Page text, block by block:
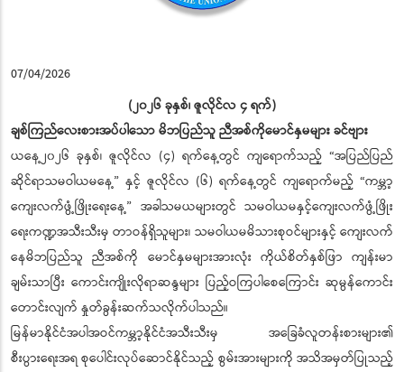
07/04/2026
(၂၀၂၆ ခုနှစ်၊ ဇူလိုင်လ ၄ ရက်)
ချစ်ကြည်လေးစားအပ်ပါသော မိဘပြည်သူ ညီအစ်ကိုမောင်နှမများ ခင်ဗျား
ယနေ့၂၀၂၆ ခုနှစ်၊ ဇူလိုင်လ (၄) ရက်နေ့တွင် ကျရောက်သည့် “အပြည်ပြည်
ဆိုင်ရာသမဝါယမနေ့” နှင့် ဇူလိုင်လ (၆) ရက်နေ့တွင် ကျရောက်မည့် “ကမ္ဘာ့
ကျေးလက်ဖွံ့ဖြိုးရေးနေ့” အခါသမယများတွင် သမဝါယမနှင့်ကျေးလက်ဖွံ့ဖြိုး
ရေးကဏ္ဍအသီးသီးမှ တာဝန်ရှိသူများ၊ သမဝါယမမိသားစုဝင်များနှင့် ကျေးလက်
နေမိဘပြည်သူ ညီအစ်ကို မောင်နှမများအားလုံး ကိုယ်စိတ်နှစ်ဖြာ ကျန်းမာ
ချမ်းသာပြီး ကောင်းကျိုးလိုရာဆန္ဒများ ပြည့်ဝကြပါစေကြောင်း ဆုမွန်ကောင်း
တောင်းလျက် နှုတ်ခွန်းဆက်သလိုက်ပါသည်။
မြန်မာနိုင်ငံအပါအဝင်ကမ္ဘာ့နိုင်ငံအသီးသီးမှ အခြေခံလူတန်းစားများ၏
စီးပွားရေးအရ စုပေါင်းလုပ်ဆောင်နိုင်သည့် စွမ်းအားများကို အသိအမှတ်ပြုသည့်